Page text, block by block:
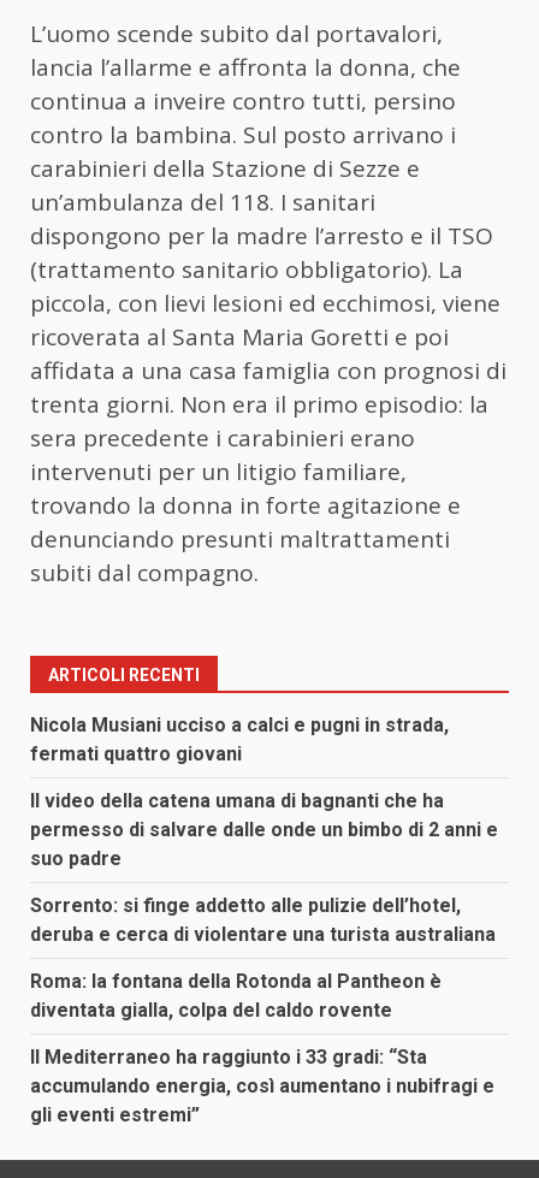
L’uomo scende subito dal portavalori,
lancia l’allarme e affronta la donna, che
continua a inveire contro tutti, persino
contro la bambina. Sul posto arrivano i
carabinieri della Stazione di Sezze e
un’ambulanza del 118. I sanitari
dispongono per la madre l’arresto e il TSO
(trattamento sanitario obbligatorio). La
piccola, con lievi lesioni ed ecchimosi, viene
ricoverata al Santa Maria Goretti e poi
affidata a una casa famiglia con prognosi di
trenta giorni. Non era il primo episodio: la
sera precedente i carabinieri erano
intervenuti per un litigio familiare,
trovando la donna in forte agitazione e
denunciando presunti maltrattamenti
subiti dal compagno.
ARTICOLI RECENTI
Nicola Musiani ucciso a calci e pugni in strada,
fermati quattro giovani
Il video della catena umana di bagnanti che ha
permesso di salvare dalle onde un bimbo di 2 anni e
suo padre
Sorrento: si finge addetto alle pulizie dell’hotel,
deruba e cerca di violentare una turista australiana
Roma: la fontana della Rotonda al Pantheon è
diventata gialla, colpa del caldo rovente
Il Mediterraneo ha raggiunto i 33 gradi: “Sta
accumulando energia, così aumentano i nubifragi e
gli eventi estremi”